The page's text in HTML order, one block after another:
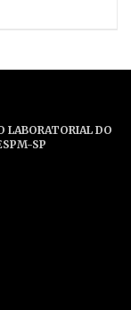
LABORATORIAL DO
SP